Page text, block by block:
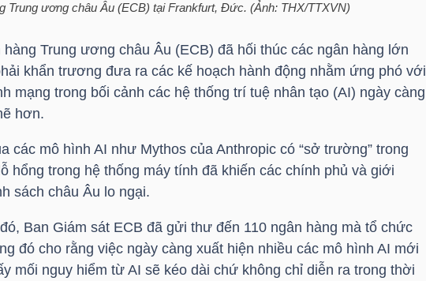
Trung ương châu Âu (ECB) tại Frankfurt, Đức. (Ảnh: THX/TTXVN)
hàng Trung ương châu Âu (ECB) đã hối thúc các ngân hàng lớn
khẩn trương đưa ra các kế hoạch hành động nhằm ứng phó với
mạng trong bối cảnh các hệ thống trí tuệ nhân tạo (AI) ngày càng
hơn.
các mô hình AI như Mythos của Anthropic có “sở trường” trong
hổng trong hệ thống máy tính đã khiến các chính phủ và giới
sách châu Âu lo ngại.
Ban Giám sát ECB đã gửi thư đến 110 ngân hàng mà tổ chức
đó cho rằng việc ngày càng xuất hiện nhiều các mô hình AI mới
mối nguy hiểm từ AI sẽ kéo dài chứ không chỉ diễn ra trong thời